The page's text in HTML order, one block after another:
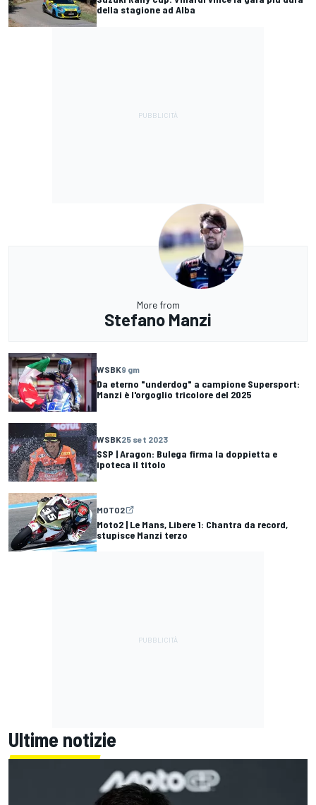
della stagione ad Alba
More from
Stefano Manzi
WSBK9 gm
Da eterno "underdog" a campione Supersport:
Manzi è l'orgoglio tricolore del 2025
WSBK25 set 2023
SSP | Aragon: Bulega firma la doppietta e
ipoteca il titolo
MOTO2
Moto2 | Le Mans, Libere 1: Chantra da record,
stupisce Manzi terzo
Ultime notizie